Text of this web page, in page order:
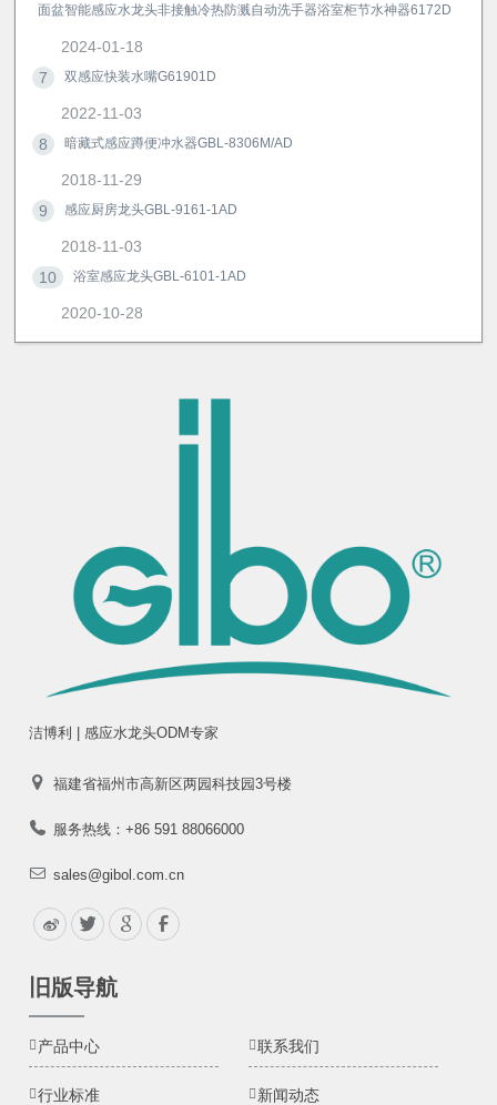
面盆智能感应水龙头非接触冷热防溅自动洗手器浴室柜节水神器6172D
2024-01-18
7
双感应快装水嘴G61901D
2022-11-03
8
暗藏式感应蹲便冲水器GBL-8306M/AD
2018-11-29
9
感应厨房龙头GBL-9161-1AD
2018-11-03
10
浴室感应龙头GBL-6101-1AD
2020-10-28
洁博利 | 感应水龙头ODM专家
福建省福州市高新区两园科技园3号楼
服务热线：+86 591 88066000
sales@gibol.com.cn
旧版导航
产品中心 联系我们
行业标准 新闻动态